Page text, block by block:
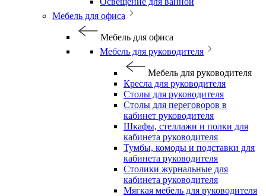
Мебель для офиса
Мебель для офиса
Мебель для руководителя
Мебель для руководителя
Кресла для руководителя
Столы для руководителя
Столы для переговоров в
кабинет руководителя
Шкафы, стеллажи и полки для
кабинета руководителя
Тумбы, комоды и подставки для
кабинета руководителя
Столики журнальные для
кабинета руководителя
Мягкая мебель для руководителя